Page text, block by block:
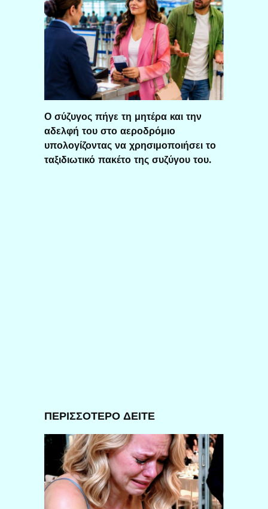
Ο σύζυγος πήγε τη μητέρα και την
αδελφή του στο αεροδρόμιο
υπολογίζοντας να χρησιμοποιήσει το
ταξιδιωτικό πακέτο της συζύγου του.
ΠΕΡΙΣΣΟΤΕΡΟ ΔΕΙΤΕ